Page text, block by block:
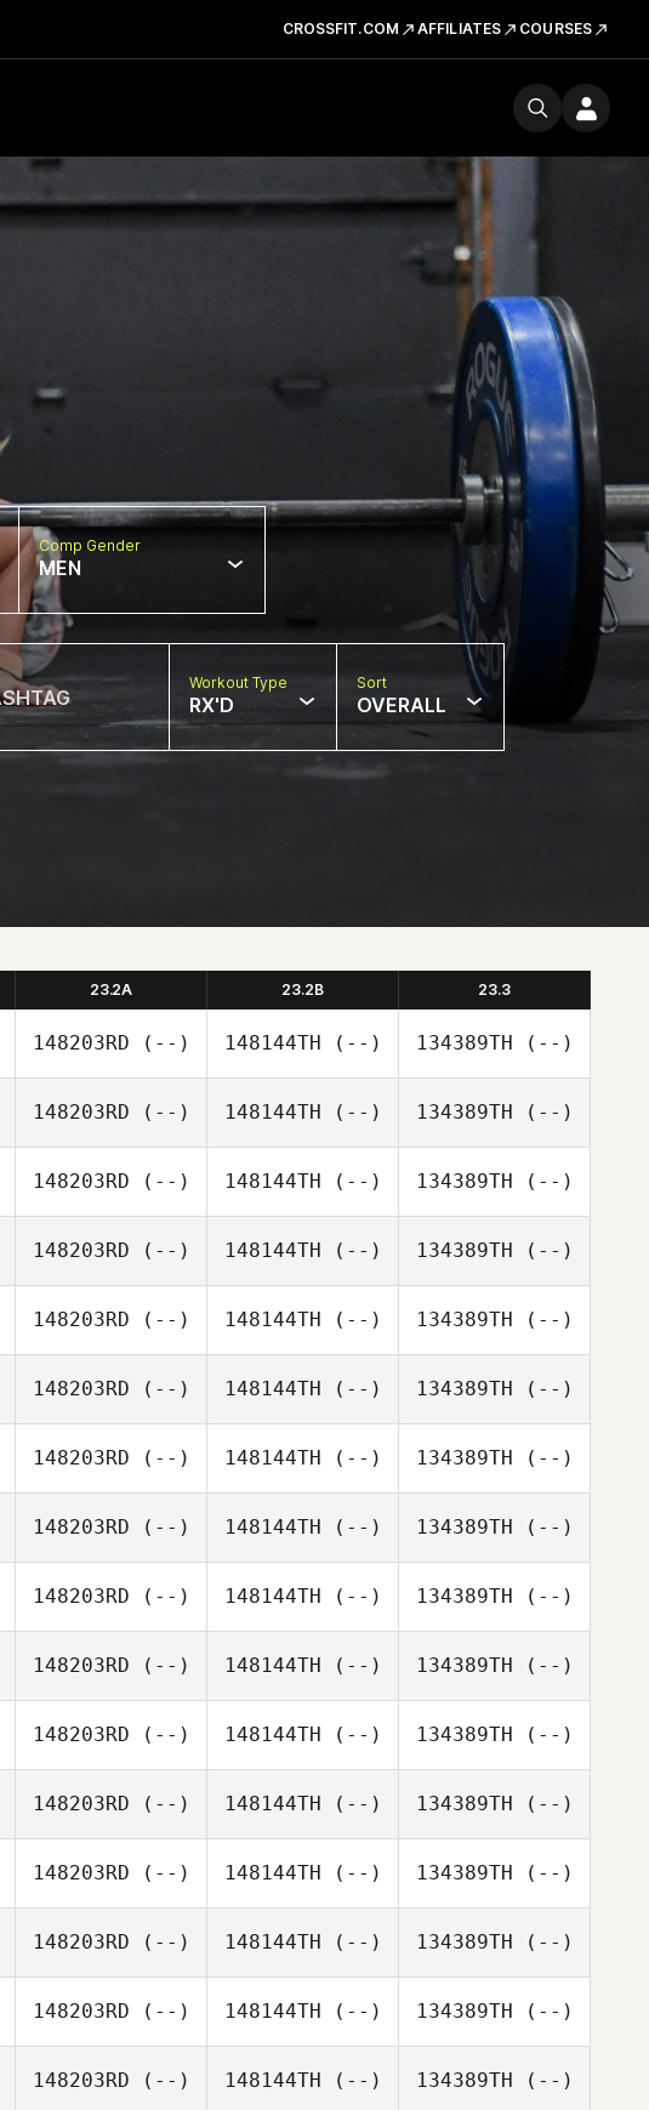
CROSSFIT.COM AFFILIATES COURSES
Comp Gender
MEN
Workout Type
RX'D
Sort
OVERALL
23.2A 23.2B 23.3
148203RD (--) 148144TH (--) 134389TH (--)
148203RD (--) 148144TH (--) 134389TH (--)
148203RD (--) 148144TH (--) 134389TH (--)
148203RD (--) 148144TH (--) 134389TH (--)
148203RD (--) 148144TH (--) 134389TH (--)
148203RD (--) 148144TH (--) 134389TH (--)
148203RD (--) 148144TH (--) 134389TH (--)
148203RD (--) 148144TH (--) 134389TH (--)
148203RD (--) 148144TH (--) 134389TH (--)
148203RD (--) 148144TH (--) 134389TH (--)
148203RD (--) 148144TH (--) 134389TH (--)
148203RD (--) 148144TH (--) 134389TH (--)
148203RD (--) 148144TH (--) 134389TH (--)
148203RD (--) 148144TH (--) 134389TH (--)
148203RD (--) 148144TH (--) 134389TH (--)
148203RD (--) 148144TH (--) 134389TH (--)